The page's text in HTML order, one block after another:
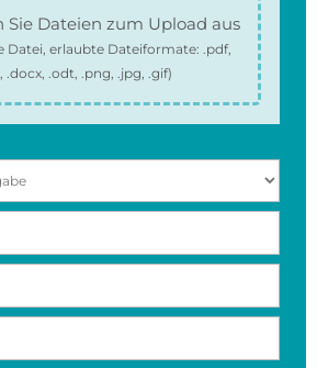
Sie Dateien zum Upload aus
Datei, erlaubte Dateiformate: .pdf,
.docx, .odt, .png, .jpg, .gif)